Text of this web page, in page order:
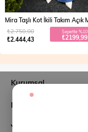
₺2.444,43
₺2.750,00 Sepette %10
₺2199,99
Kurumsal
Müşteri İlişkileri
Yardım